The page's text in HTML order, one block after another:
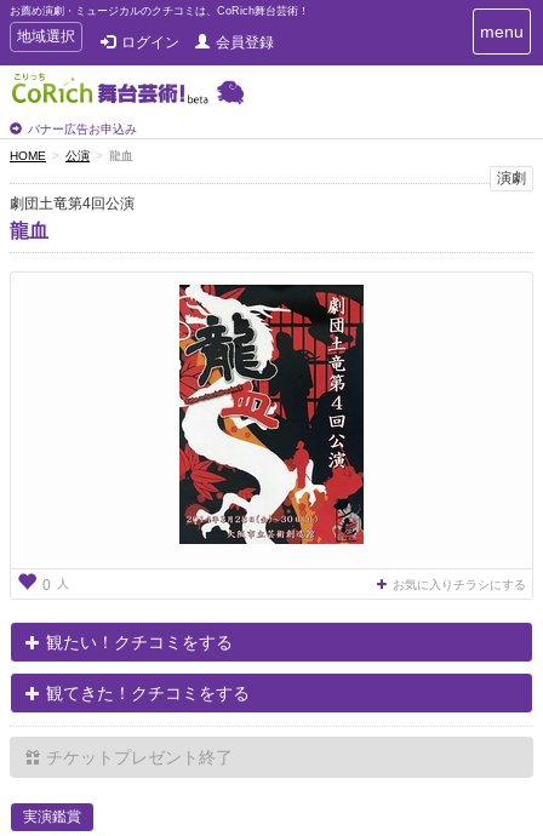
お薦め演劇・ミュージカルのクチコミは、CoRich舞台芸術！
T
o
g
g
e
n
a
v
i
g
地域選択 ログイン 会員登録
バナー広告お申込み
T
o
i
g
menu
HOME 公演 龍血
演劇
劇団土竜第4回公演
龍血
0 人 お気に入りチラシにする
観たい！クチコミをする
観てきた！クチコミをする
チケットプレゼント終了
実演鑑賞